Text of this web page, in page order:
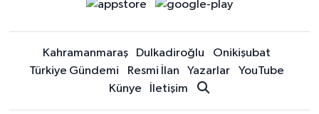
Kahramanmaraş Dulkadiroğlu
Onikişubat
Türkiye Gündemi
Resmi İlan Yazarlar
YouTube
Künye
İletişim